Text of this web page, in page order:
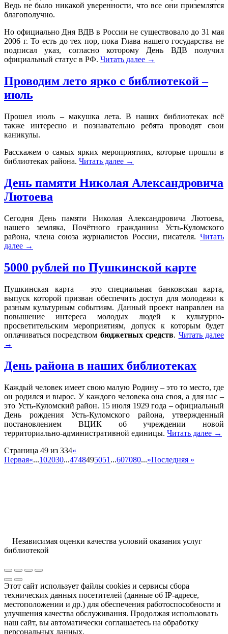
Ведь не было никакой уверенности, что все они приземлятся
благополучно.
Но официально Дня ВДВ в России не существовало до 31 мая
2006 г. То есть до тех пор, пока Глава нашего государства не
подписал указ, согласно которому День ВДВ получил
официальный статус в РФ. Читать далее →
Проводим лето ярко с библиотекой –
июль
Прошел июль – макушка лета. В наших библиотеках всё
также интересно и познавательно ребята проводят свои
каникулы.
Расскажем о самых ярких мероприятиях, которые прошли в
библиотеках района. Читать далее →
День памяти Николая Александровича
Лютоева
Сегодня День памяти Николая Александровича Лютоева,
нашего земляка, Почётного гражданина Усть-Куломского
района, члена союза журналистов России, писателя. Читать
далее →
5000 рублей по Пушкинской карте
Пушкинская карта – это специальная банковская карта,
выпуск которой призван обеспечить доступ для молодежи к
разным культурным событиям. Данный проект направлен на
повышение интереса молодых людей к культурно-
просветительским мероприятиям, допуск к которым будет
оплачиваться посредством бюджетных средств. Читать далее
→
День района в наших библиотеках
Каждый человек имеет свою малую Родину – это то место, где
он родился и вырос. У каждого человека она своя, а для нас –
это Усть-Куломский район. 15 июля 1929 года – официальный
День рождения Усть-Куломского района, утвержденный
постановлением ВЦИК об учреждении новой
территориально-административной единицы. Читать далее →
Страница 49 из 334«
Первая«...102030...4748495051 ...607080...»Последняя »
Независимая оценки качества условий оказания услуг
библиотекой
Этот сайт использует файлы cookies и сервисы сбора
технических данных посетителей (данные об IP-адресе,
местоположении и др.) для обеспечения работоспособности и
улучшения качества обслуживания. Продолжая использовать
наш сайт, вы автоматически соглашаетесь на обработку
персональных данных.